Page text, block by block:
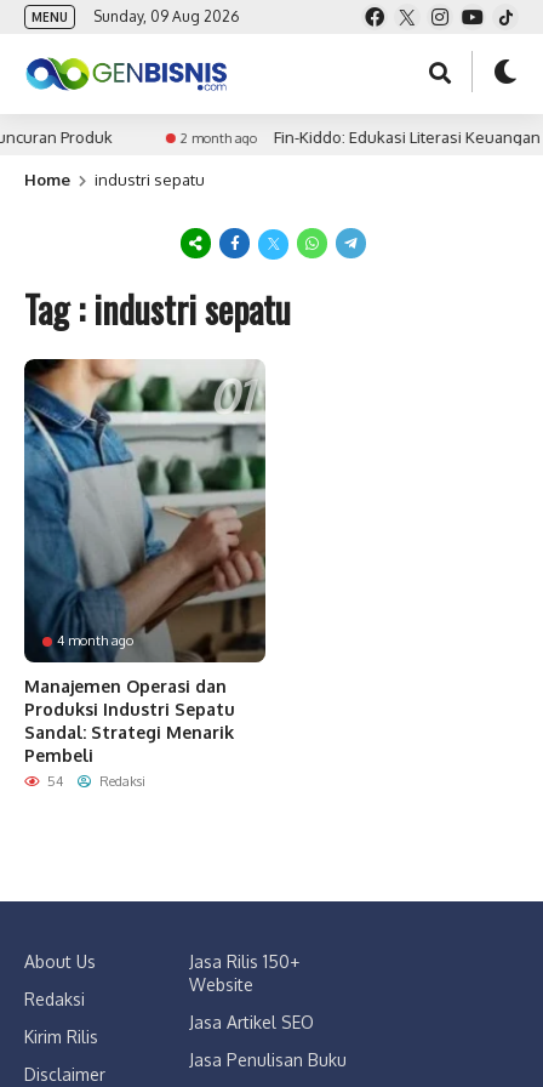
MENU Sunday, 09 Aug 2026
Produk 2 month ago Fin-Kiddo: Edukasi Literasi
Home industri sepatu
Tag : industri sepatu
4 month ago
Manajemen Operasi dan
Produksi Industri Sepatu
Sandal: Strategi Menarik
Pembeli
54 Redaksi
About Us
Redaksi
Kirim Rilis
Disclaimer
Jasa Rilis 150+
Website
Jasa Artikel SEO
Jasa Penulisan Buku